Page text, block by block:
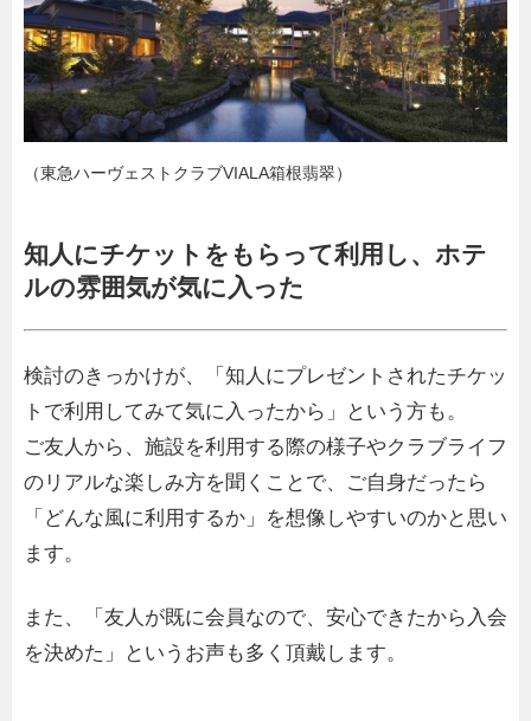
（東急ハーヴェストクラブVIALA箱根翡翠）
知人にチケットをもらって利用し、ホテ
ルの雰囲気が気に入った
検討のきっかけが、「知人にプレゼントされたチケッ
トで利用してみて気に入ったから」という方も。
ご友人から、施設を利用する際の様子やクラブライフ
のリアルな楽しみ方を聞くことで、ご自身だったら
「どんな風に利用するか」を想像しやすいのかと思い
ます。
また、「友人が既に会員なので、安心できたから入会
を決めた」というお声も多く頂戴します。